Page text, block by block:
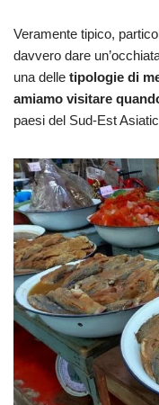
Veramente tipico,
davvero dare
una delle tipologie di
amiamo visitare
paesi del Sud-Est